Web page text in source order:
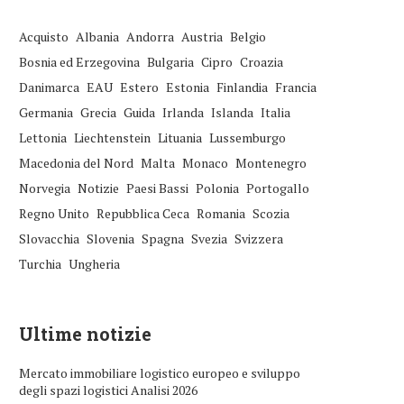
Acquisto Albania Andorra Austria Belgio
Bosnia ed Erzegovina Bulgaria Cipro Croazia
Danimarca EAU Estero Estonia Finlandia Francia
Germania Grecia Guida Irlanda Islanda Italia
Lettonia Liechtenstein Lituania Lussemburgo
Macedonia del Nord Malta Monaco Montenegro
Norvegia Notizie Paesi Bassi Polonia Portogallo
Regno Unito Repubblica Ceca Romania Scozia
Slovacchia Slovenia Spagna Svezia Svizzera
Turchia Ungheria
Ultime notizie
Mercato immobiliare logistico europeo e sviluppo
degli spazi logistici Analisi 2026